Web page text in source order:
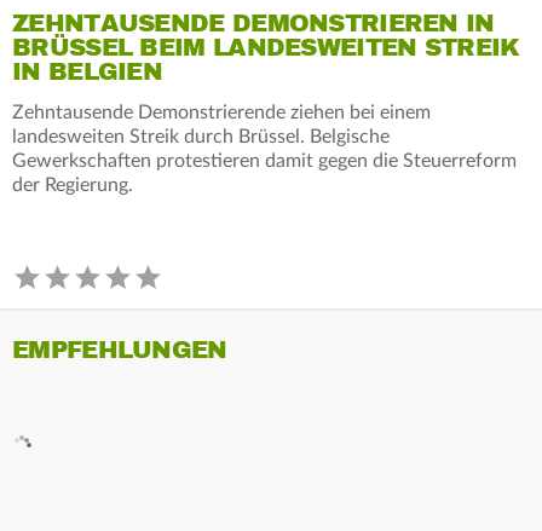
ZEHNTAUSENDE DEMONSTRIEREN IN
BRÜSSEL BEIM LANDESWEITEN STREIK
IN BELGIEN
Zehntausende Demonstrierende ziehen bei einem
landesweiten Streik durch Brüssel. Belgische
Gewerkschaften protestieren damit gegen die Steuerreform
der Regierung.
EMPFEHLUNGEN